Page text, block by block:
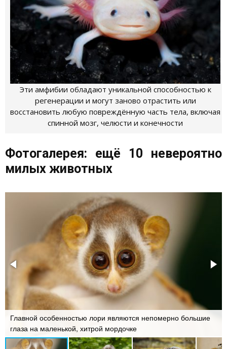
Эти амфибии обладают уникальной способностью к
регенерации и могут заново отрастить или
восстановить любую повреждённую часть тела, включая
спинной мозг, челюсти и конечности
Фотогалерея: ещё 10 невероятно
милых животных
Главной особенностью лори являются непомерно большие
глаза на маленькой, хитрой мордочке